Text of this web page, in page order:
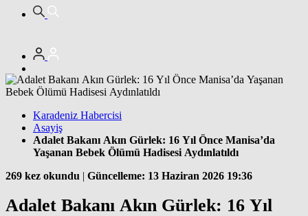
Karadeniz Habercisi
Asayiş
Adalet Bakanı Akın Gürlek: 16 Yıl Önce Manisa’da
Yaşanan Bebek Ölümü Hadisesi Aydınlatıldı
269 kez okundu | Güncelleme: 13 Haziran 2026 19:36
Adalet Bakanı Akın Gürlek: 16 Yıl